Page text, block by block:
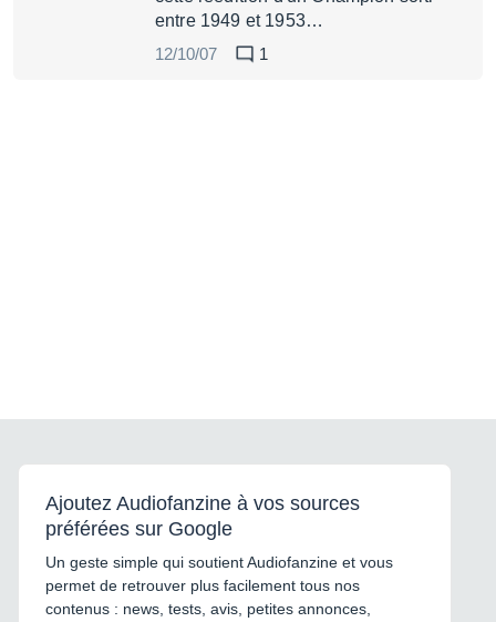
entre 1949 et 1953…
12/10/07
1
Ajoutez Audiofanzine à vos sources
préférées sur Google
Un geste simple qui soutient Audiofanzine et vous
permet de retrouver plus facilement tous nos
contenus : news, tests, avis, petites annonces,